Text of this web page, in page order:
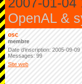
2007-01-04
OpenAL &
osc
membre
Date d'inscription: 2005-09-09
Messages: 99
Site web